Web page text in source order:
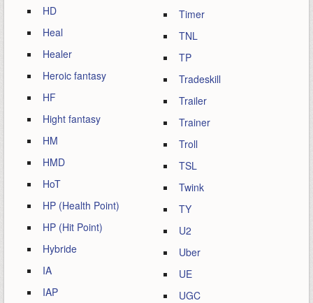
HD
Heal
Healer
Heroic fantasy
HF
Hight fantasy
HM
HMD
HoT
HP (Health Point)
HP (Hit Point)
Hybride
IA
IAP
Timer
TNL
TP
Tradeskill
Trailer
Trainer
Troll
TSL
Twink
TY
U2
Uber
UE
UGC